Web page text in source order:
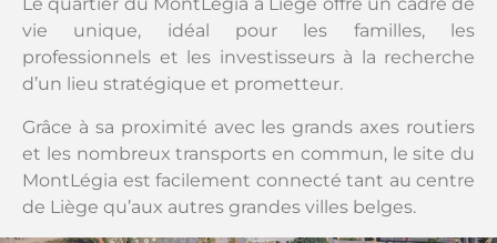
vie unique, idéal pour les familles, les
professionnels et les investisseurs à la recherche
d’un lieu stratégique et prometteur.
Grâce à sa proximité avec les grands axes routiers
et les nombreux transports en commun, le site du
MontLégia est facilement connecté tant au centre
de Liège qu’aux autres grandes villes belges.